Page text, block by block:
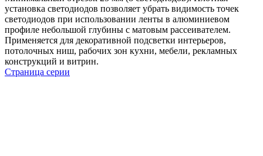
установка светодиодов позволяет убрать видимость точек
светодиодов при использовании ленты в алюминиевом
профиле небольшой глубины с матовым рассеивателем.
Применяется для декоративной подсветки интерьеров,
потолочных ниш, рабочих зон кухни, мебели, рекламных
конструкций и витрин.
Страница серии